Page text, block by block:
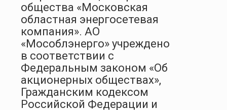
общества «Московская
областная энергосетевая
компания». АО
«Мособлэнерго» учреждено
в соответствии с
Федеральным законом «Об
акционерных обществах»,
Гражданским кодексом
Российской Федерации и